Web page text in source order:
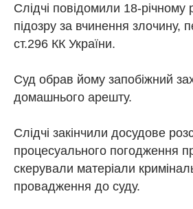
Слідчі повідомили 18-річному
підозру за вчинення злочину,
ст.296 КК України.
Суд обрав йому запобіжний
домашнього арешту.
Слідчі закінчили досудове
процесуального погодження
скерували матеріали
провадження до суду.